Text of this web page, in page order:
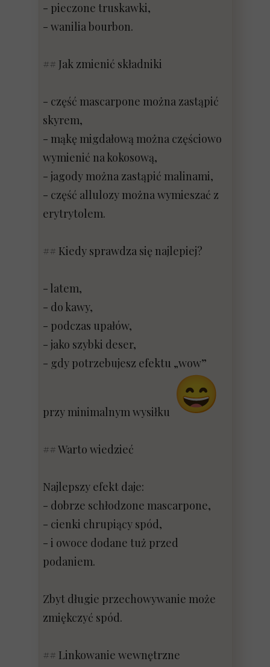
- pieczone truskawki,
- wanilia bourbon.
## Jak zmienić składniki
- część mascarpone można zastąpić
skyrem,
- mąkę migdałową można częściowo
wymienić na kokosową,
- jagody można zastąpić malinami,
- część allulozy można wymieszać z
erytrytolem.
## Kiedy sprawdza się najlepiej?
- latem,
- do kawy,
- podczas upałów,
- jako szybki deser,
- gdy potrzebujesz efektu „wow”
przy minimalnym wysiłku
## Warto wiedzieć
Najlepszy efekt daje:
- dobrze schłodzone mascarpone,
- cienki chrupiący spód,
- i owoce dodane tuż przed
podaniem.
Zbyt długie przechowywanie może
zmiękczyć spód.
## Linkowanie wewnętrzne